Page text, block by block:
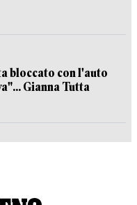
bloccato con l'auto
Gianna Tutta